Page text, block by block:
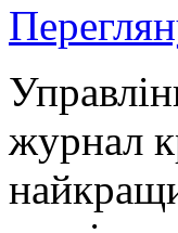
журнал